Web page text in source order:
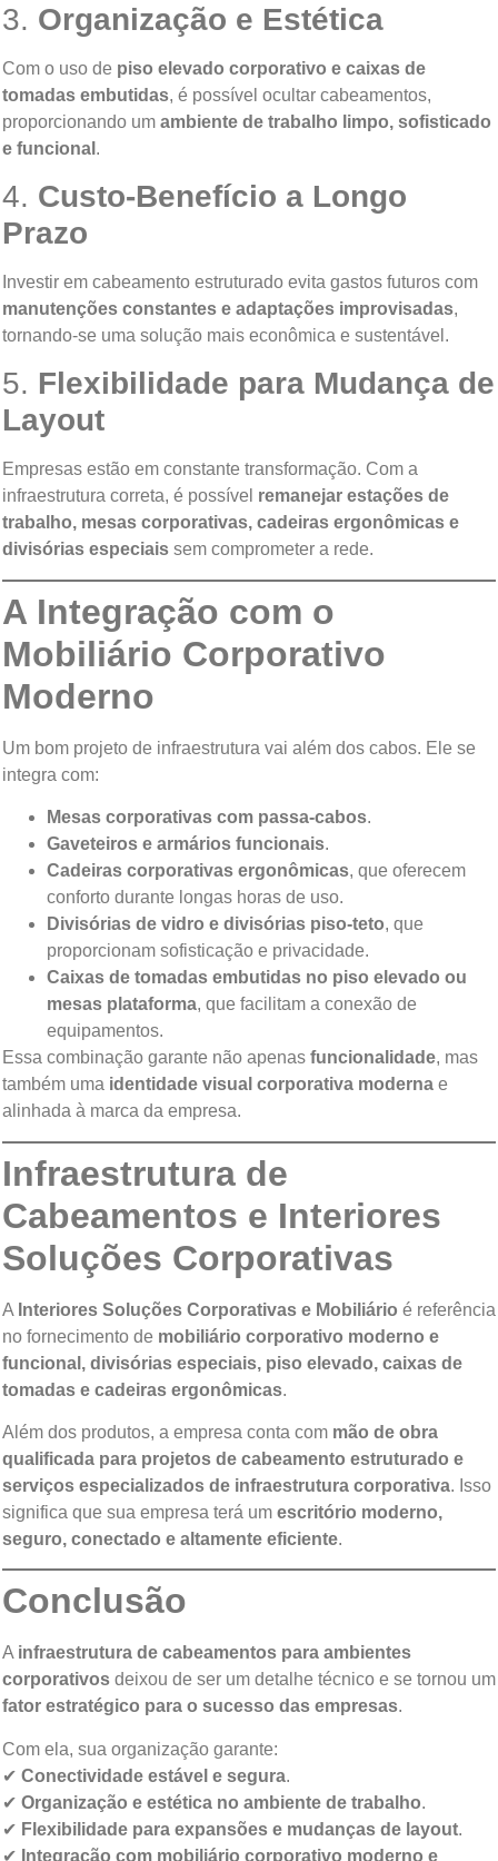
3. Organização e Estética
Com o uso de piso elevado corporativo e caixas de
tomadas embutidas, é possível ocultar cabeamentos,
proporcionando um ambiente de trabalho limpo, sofisticado
e funcional .
4. Custo-Benefício a Longo
Prazo
Investir em cabeamento estruturado evita gastos futuros com
manutenções constantes e adaptações improvisadas,
tornando-se uma solução mais econômica e sustentável.
5. Flexibilidade para Mudança de
Layout
Empresas estão em constante transformação. Com a
infraestrutura correta, é possível remanejar estações de
trabalho, mesas corporativas, cadeiras ergonômicas e
divisórias especiais sem comprometer a rede.
A Integração com o
Mobiliário Corporativo
Moderno
Um bom projeto de infraestrutura vai além dos cabos. Ele se
integra com:
Mesas corporativas com passa-cabos.
Gaveteiros e armários funcionais.
Cadeiras corporativas ergonômicas, que oferecem
conforto durante longas horas de uso.
Divisórias de vidro e divisórias piso-teto, que
proporcionam sofisticação e privacidade.
Caixas de tomadas embutidas no piso elevado ou
mesas plataforma, que facilitam a conexão de
equipamentos.
Essa combinação garante não apenas funcionalidade, mas
também uma identidade visual corporativa moderna e
alinhada à marca da empresa.
Infraestrutura de
Cabeamentos e Interiores
Soluções Corporativas
A Interiores Soluções Corporativas e Mobiliário é referência
no fornecimento de mobiliário corporativo moderno e
funcional, divisórias especiais, piso elevado, caixas de
tomadas e cadeiras ergonômicas.
Além dos produtos, a empresa conta com mão de obra
qualificada para projetos de cabeamento estruturado e
serviços especializados de infraestrutura corporativa. Isso
significa que sua empresa terá um escritório moderno,
seguro, conectado e altamente eficiente.
Conclusão
A infraestrutura de cabeamentos para ambientes
corporativos deixou de ser um detalhe técnico e se tornou um
fator estratégico para o sucesso das empresas.
Com ela, sua organização garante:
✔ Conectividade estável e segura.
✔ Organização e estética no ambiente de trabalho.
✔ Flexibilidade para expansões e mudanças de layout.
✔ Integração com mobiliário corporativo moderno e